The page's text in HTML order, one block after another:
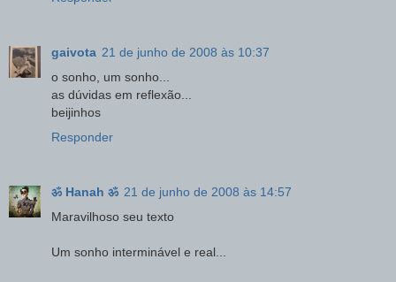
gaivota 21 de junho de 2008 às 10:37
o sonho, um sonho...
as dúvidas em reflexão...
beijinhos
Responder
ॐ Hanah ॐ 21 de junho de 2008 às 14:57
Maravilhoso seu texto
Um sonho interminável e real...